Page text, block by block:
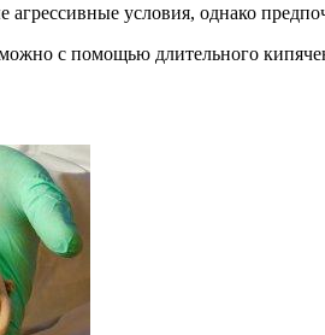
агрессивные условия, однако
с помощью длительного